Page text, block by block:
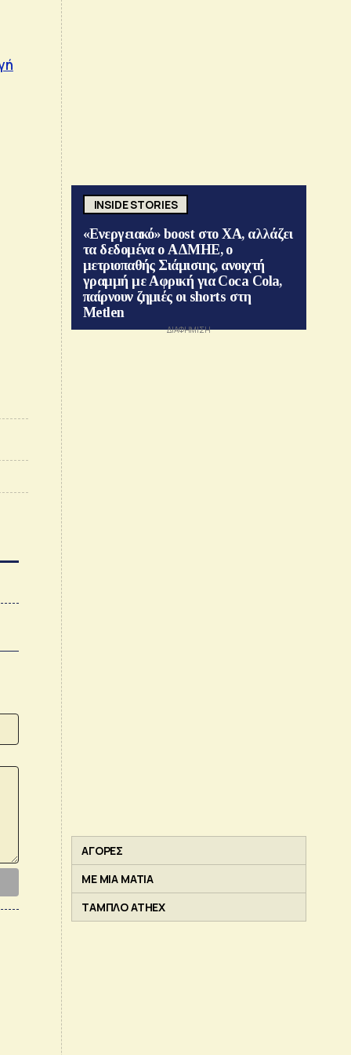
INSIDE STORIES
«Ενεργειακό» boost στο ΧΑ, αλλάζει
τα δεδομένα ο ΑΔΜΗΕ, ο
μετριοπαθής Σιάμισιης, ανοιχτή
γραμμή με Αφρική για Coca Cola,
παίρνουν ζημιές οι shorts στη
Metlen
ΑΓΟΡΕΣ
ΜΕ ΜΙΑ ΜΑΤΙΑ
ΤΑΜΠΛΟ ATHEX